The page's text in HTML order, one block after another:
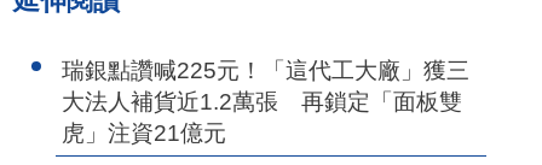
瑞銀點讚喊225元！「這代工大廠」獲三
大法人補貨近1.2萬張 再鎖定「面板雙
虎」注資21億元